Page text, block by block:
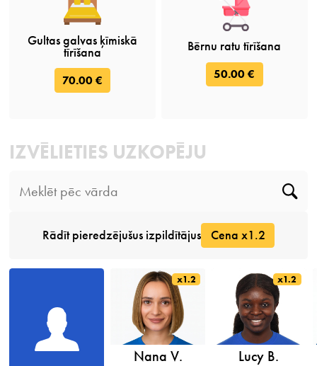
Gultas galvas ķīmiskā
tīrīšana
70.00 €
Bērnu ratu tīrīšana
50.00 €
IZVĒLIETIES UZKOPĒJU
Rādīt pieredzējušus izpildītājus Cena x1.2
x1.2
Nana V.
x1.2
Lucy B.